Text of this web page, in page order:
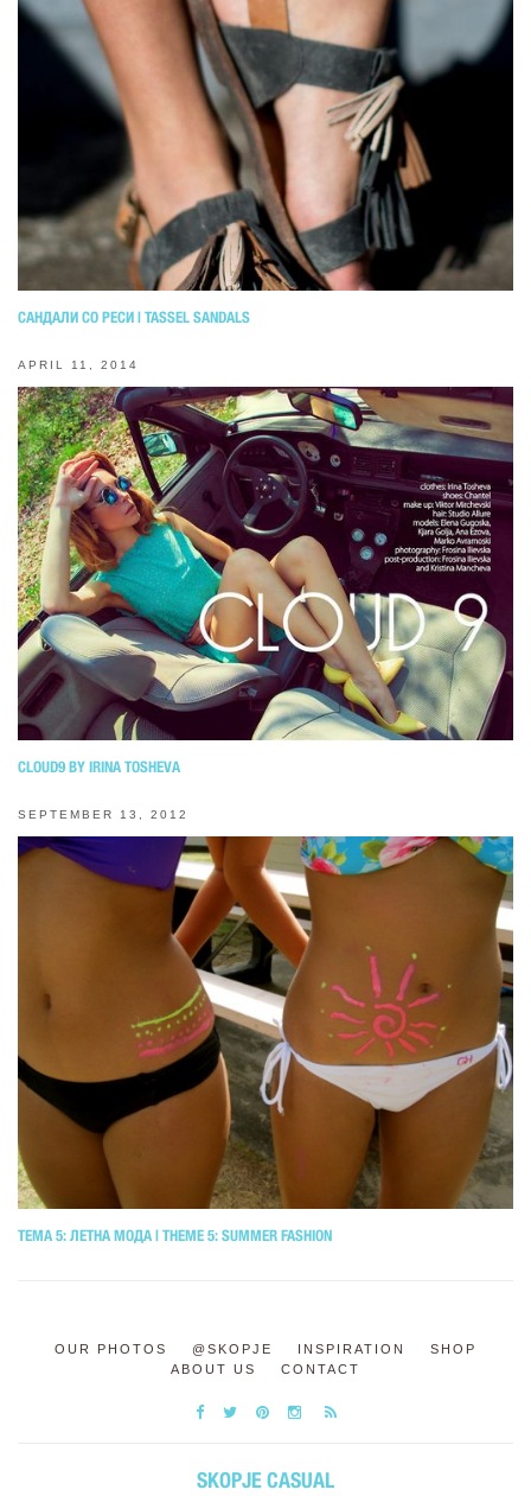
САНДАЛИ СО РЕСИ | TASSEL SANDALS
APRIL 11, 2014
CLOUD9 BY IRINA TOSHEVA
SEPTEMBER 13, 2012
ТЕМА 5: ЛЕТНА МОДА | THEME 5: SUMMER FASHION
OUR PHOTOS @SKOPJE INSPIRATION
SHOP
ABOUT US
CONTACT
SKOPJE CASUAL